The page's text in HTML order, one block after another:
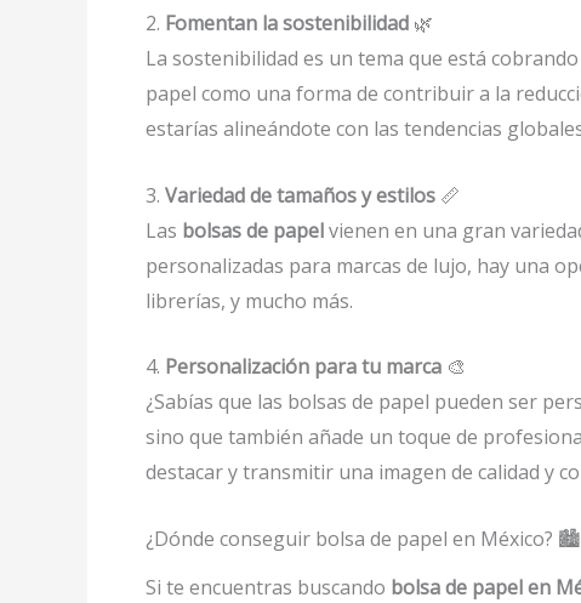
2. Fomentan la sostenibilidad 🌿
La sostenibilidad es un tema que está
papel como una forma de contribuir a la
estarías alineándote con las tendencias
3. Variedad de tamaños y estilos 📏
Las bolsas de papelvienen en una gran
personalizadas para marcas de lujo, hay una
librerías, y mucho más.
4. Personalización para tu marca 🎨
¿Sabías que las bolsas de papel pueden ser
sino que también añade un toque de
destacar y transmitir una imagen de calidad y
¿Dónde conseguir bolsa de papel en México? 🏙️
Si te encuentras buscando bolsa de papel en